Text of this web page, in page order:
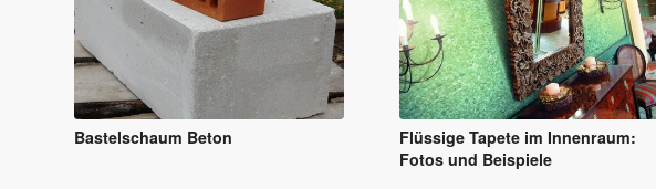
Bastelschaum Beton
Flüssige Tapete im Innenraum:
Fotos und Beispiele